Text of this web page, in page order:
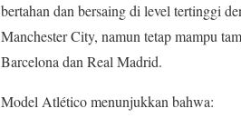
bertahan dan bersaing di level tertinggi
Manchester City, namun tetap mampu
Barcelona dan Real Madrid.
Model Atlético menunjukkan bahwa: